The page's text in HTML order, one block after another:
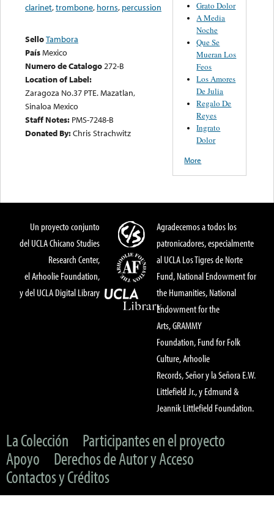
clarinet,trombone, horns, percussion
SelloTambora
PaísMexico
Numero de Catalogo272-B
Location of Label:
Zaragoza No.37 PTE. Mazatlan,
Sinaloa Mexico
Staff Notes: PMS-7248-B
Donated By:Chris Strachwitz
Grato Dolor
A Media
Noche
Que Se
Mueran Los
Feos
Los Amores
De Julia
Regalo De
Reyes
Ingrato
Dolor
More
Un proyecto conjunto
del UCLA Chicano Studies
Research Center,
el Arhoolie Foundation,
y del UCLA Digital Library
Agradecemos a todos los
patronicadores, especialmente
al UCLA Los Tigres de Norte
Fund, National Endowment for
the Humanities, National
Endowment for the
Arts, GRAMMY
Foundation, Fund for Folk
Culture, Arhoolie
Records, Señor y la Señora E.W.
Littlefield Jr., y Edmund &
Jeannik Littlefield Foundation.
La Colección
Participantes en el proyecto
Apoyo
Derechos de Autor y Acceso
Contactos y Créditos